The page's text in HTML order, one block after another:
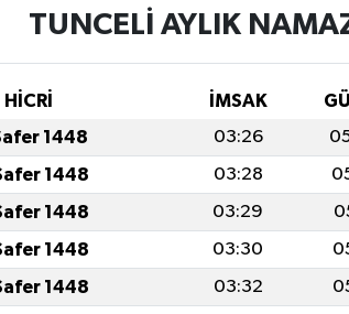
TUNCELİ AYLIK
HİCRİ İMSAK
1448 03:26
1448 03:28
1448 03:29
1448 03:30
1448 03:32